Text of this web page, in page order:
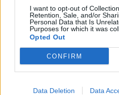
I want to opt-out of
Retention, Sale, and/or
Personal Data that Is
Purposes for which it was
Opted Out
CONFIRM
Data Deletion Data
2026. augusztus 08.,
Újabb
meg” Romániának